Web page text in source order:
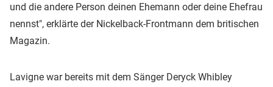
und die andere Person deinen Ehemann oder deine Ehefrau
nennst", erklärte der Nickelback-Frontmann dem britischen
Magazin.
Lavigne war bereits mit dem Sänger Deryck Whibley